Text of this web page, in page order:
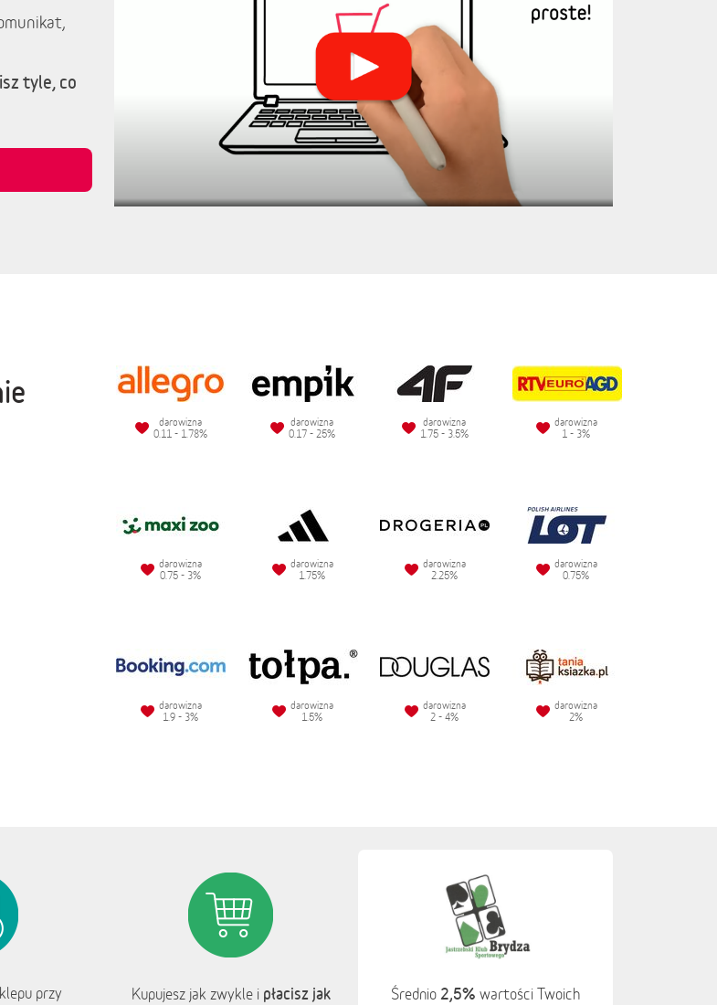
tyle, co
darowizna
0.11 - 1.78%
darowizna
0.17 - 25%
darowizna
1.75 - 3.5%
darowizna
1 - 3%
darowizna
0.75 - 3%
darowizna
1.75%
darowizna
2.25%
darowizna
0.75%
darowizna
1.9 - 3%
darowizna
1.5%
darowizna
2 - 4%
darowizna
2%
przy
Kupujesz jak zwykle i płacisz jak
Średnio 2,5% wartości Twoich